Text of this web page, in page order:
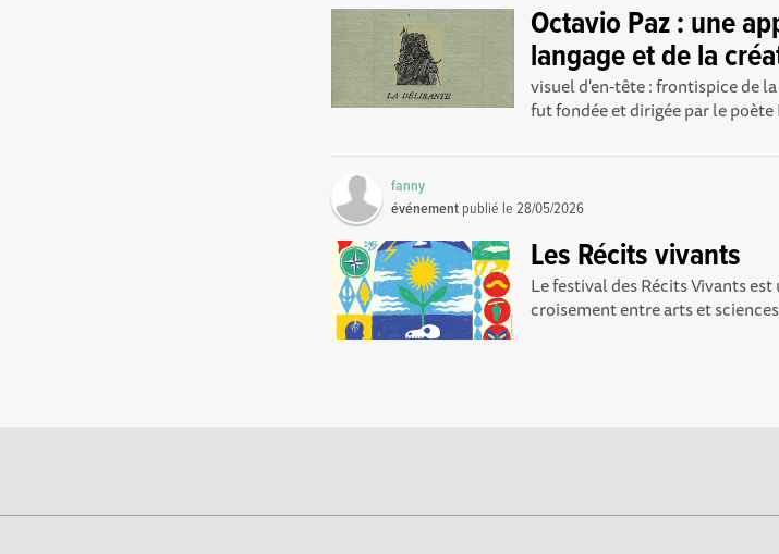
Octavio Paz : une
langage et de la
visuel d'en-tête : frontispice de
fut fondée et dirigée par le poète
fanny
événement publié le28/05/2026
Les Récits vivants
Le festival des Récits Vivants
croisement entre arts et